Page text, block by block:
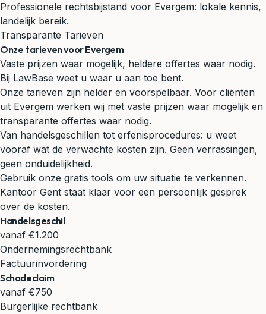
Professionele rechtsbijstand voor Evergem: lokale kennis,
landelijk bereik.
Transparante Tarieven
Onze tarieven voor Evergem
Vaste prijzen waar mogelijk, heldere offertes waar nodig.
Bij LawBase weet u waar u aan toe bent.
Onze tarieven zijn helder en voorspelbaar. Voor cliënten
uit Evergem werken wij met vaste prijzen waar mogelijk en
transparante offertes waar nodig.
Van handelsgeschillen tot erfenisprocedures: u weet
vooraf wat de verwachte kosten zijn. Geen verrassingen,
geen onduidelijkheid.
Gebruik onze gratis tools om uw situatie te verkennen.
Kantoor Gent staat klaar voor een persoonlijk gesprek
over de kosten.
Handelsgeschil
vanaf €1.200
Ondernemingsrechtbank
Factuurinvordering
Schadeclaim
vanaf €750
Burgerlijke rechtbank